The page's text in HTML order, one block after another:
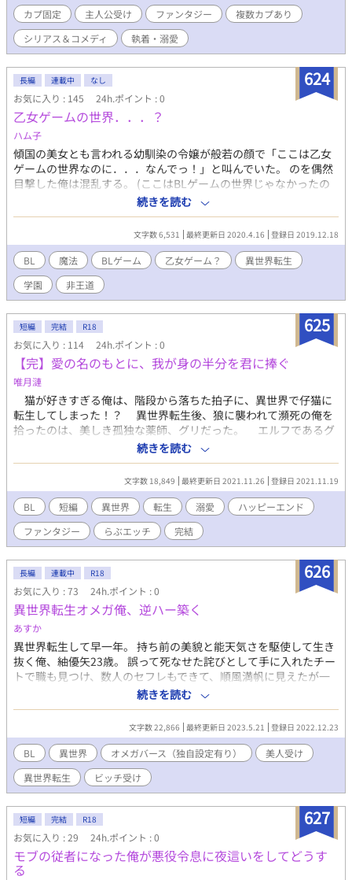
カプ固定 主人公受け ファンタジー
複数カプあり
シリアス＆コメディ
執着・溺愛
624
長編 連載中 なし
お気に入り : 145 24h.ポイント : 0
乙女ゲームの世界．．．？
ハム子
傾国の美女とも言われる幼馴染の令嬢が般若の顔で「ここは乙女
ゲームの世界なのに．．．なんでっ！」と叫んでいた。 のを偶然
目撃した俺は混乱する。 (ここはBLゲームの世界じゃなかったの
か．．．？) ＊＊＊ 「BLゲームの世界．．．？」 と同じ世界線で
す。NLですがよろしければどうぞ
続きを読む
文字数 6,531 最終更新日 2020.4.16 登録日 2019.12.18
BL 魔法 BLゲーム 乙女ゲーム？
異世界転生
学園
非王道
625
短編 完結 R18
お気に入り : 114 24h.ポイント : 0
【完】愛の名のもとに、我が身の半分を君に捧ぐ
唯月漣
猫が好きすぎる俺は、階段から落ちた拍子に、異世界で仔猫に
転生してしまった！？ 異世界転生後、狼に襲われて瀕死の俺を
拾ったのは、美しき孤独な薬師、グリだった。 エルフであるグ
リの美しさと優しさにほぼ一目惚れの俺に対し、グリには忘れら
れない想い人がいた。 だが猫であるこの身では、恩人のグリを
口説くこともできない。 そんな中、毒草の棘に触れてしまった
グリは、命の危機に陥って……。 ◆◇◆◇◆◇ 猫に転生した青年
✕孤独な薬師（エルフ）です。 エロ＝*印 ムーンライトノベルズ
にも掲載。
続きを読む
文字数 18,849 最終更新日 2021.11.26 登録日 2021.11.19
BL 短編 異世界 転生 溺愛
ハッピーエンド
ファンタジー
らぶエッチ 完結
626
長編 連載中 R18
お気に入り : 73 24h.ポイント : 0
異世界転生オメガ俺、逆ハー築く
あすか
異世界転生して早一年。 持ち前の美貌と能天気さを駆使して生き
抜く俺、紬優矢23歳。 誤って死なせた詫びとして手に入れたチー
トで職も見つけ、数人のセフレもできて、順風満帆に見えたが一
つ問題が… なんとこの世界、番に必要なαが居ない！ 神様それっ
てどういうこと？聞いてないよ？ な感じのゆるふわファンタジー
です。 主人公の見た目と名前と根本的な性格は一緒ですがもう一
個の方がシリアス寄りなので頭ふわふわして書けるものが欲しく
て作りました… 総受けには変わりないので攻め複数居ます。ご注
意を！ あとオメガにしては特殊な体質、設定を主人公にしたので
見慣れたものが良い方は回れ右して下さい
続きを読む
文字数 22,866 最終更新日 2023.5.21 登録日 2022.12.23
BL 異世界 オメガバース（独自設定有り）
美人受け
異世界転生
ビッチ受け
627
短編 完結 R18
お気に入り : 29 24h.ポイント : 0
モブの従者になった俺が悪役令息に夜這いをしてどうす
る